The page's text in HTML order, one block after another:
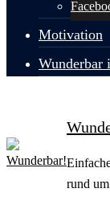
Motivation
Wunderbar
rund um